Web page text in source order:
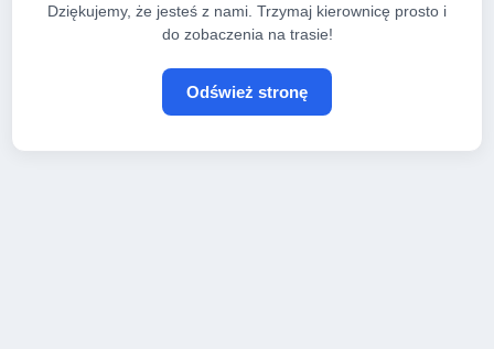
Dziękujemy, że jesteś z nami. Trzymaj kierownicę prosto i
do zobaczenia na trasie!
Odśwież stronę